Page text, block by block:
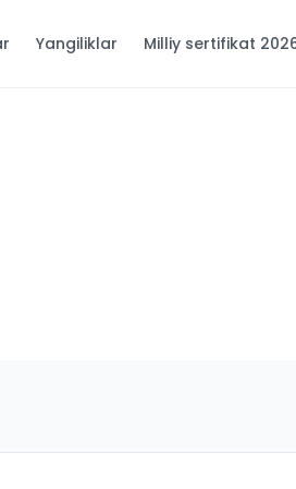
Yangiliklar Milliy sertifikat